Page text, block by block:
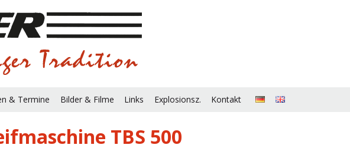
& Termine Bilder & Filme Links Explosionsz. Kontakt
TBS 500